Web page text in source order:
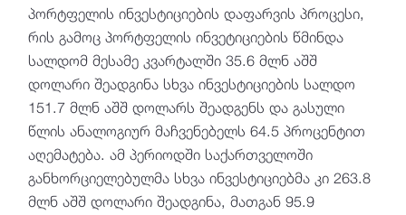
პორტფელის ინვესტიციების დაფარვის პროცესი,
რის გამოც პორტფელის ინვეტიციების წმინდა
სალდომ მესამე კვარტალში 35.6 მლნ აშშ
დოლარი შეადგინა სხვა ინვესტიციების სალდო
151.7 მლნ აშშ დოლარს შეადგენს და გასული
წლის ანალოგიურ მაჩვენებელს 64.5 პროცენტით
აღემატება. ამ პერიოდში საქართველოში
განხორციელებულმა სხვა ინვესტიციებმა კი 263.8
მლნ აშშ დოლარი შეადგინა, მათგან 95.9